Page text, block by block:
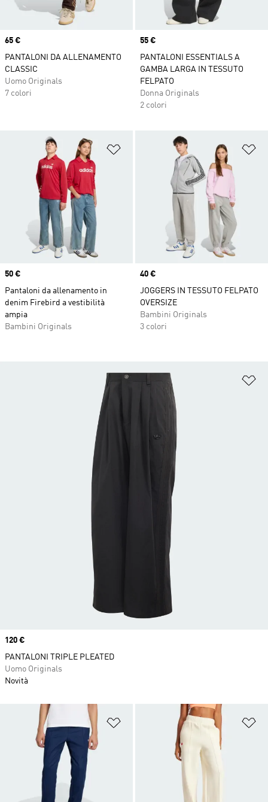
Price
65 €
PANTALONI DA ALLENAMENTO
CLASSIC
Uomo Originals
7 colori
Price
55 €
PANTALONI ESSENTIALS A
GAMBA LARGA IN TESSUTO
FELPATO
Donna Originals
2 colori
Aggiungi alla lista dei desideri
Price
50 €
Pantaloni da allenamento in
denim Firebird a vestibilità
ampia
Bambini Originals
Price
40 €
JOGGERS IN TESSUTO FELPATO
OVERSIZE
Bambini Originals
3 colori
Aggiungi alla lista dei desideri
Price
120 €
PANTALONI TRIPLE PLEATED
Uomo Originals
Novità